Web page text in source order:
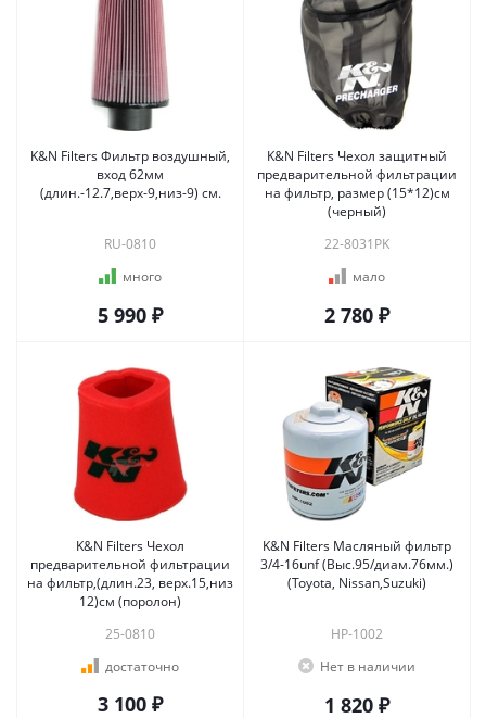
K&N Filters Фильтр воздушный,
вход 62мм
(длин.-12.7,верх-9,низ-9) см.
RU-0810
много
5 990 ₽
K&N Filters Чехол защитный
предварительной фильтрации
на фильтр, размер (15*12)см
(черный)
22-8031PK
мало
2 780 ₽
K&N Filters Чехол
предварительной фильтрации
на фильтр,(длин.23, верх.15,низ
12)см (поролон)
25-0810
достаточно
3 100 ₽
K&N Filters Масляный фильтр
3/4-16unf (Выс.95/диам.76мм.)
(Toyota, Nissan,Suzuki)
HP-1002
Нет в наличии
1 820 ₽